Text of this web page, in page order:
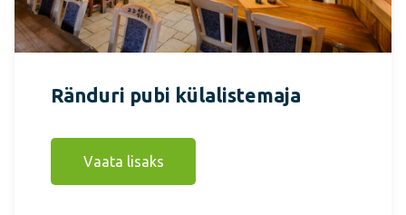
Ränduri pubi külalistemaja
Vaata lisaks